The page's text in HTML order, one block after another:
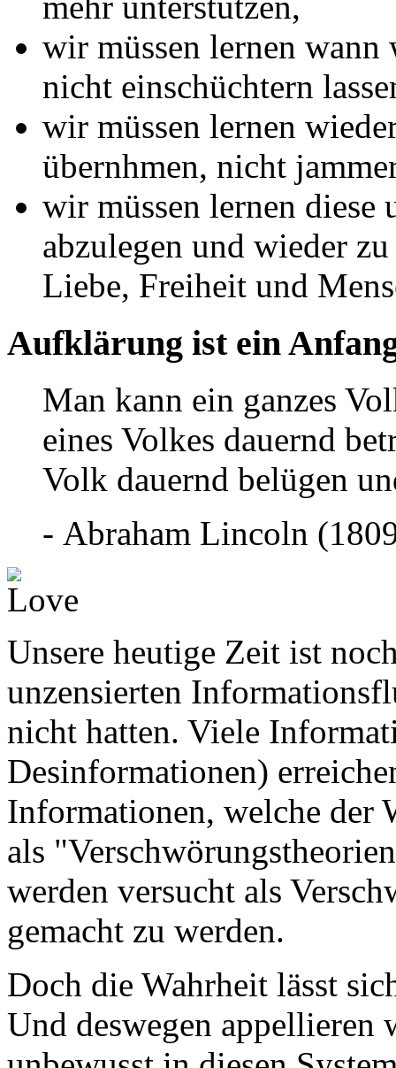
wir müssen lernen
nicht einschüchtern
wir müssen lernen
übernhmen, nicht
wir müssen lernen diese
abzulegen und wieder
Liebe, Freiheit und
Aufklärung ist ein
Man kann ein ganzes
eines Volkes dauernd
Volk dauernd belügen
- Abraham Lincoln
Unsere heutige Zeit ist
unzensierten
nicht hatten. Viele
Desinformationen)
Informationen, welche der
als
werden versucht als
gemacht zu werden.
Doch die Wahrheit lässt
Und deswegen